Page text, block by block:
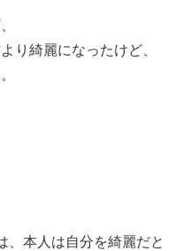
り綺麗になったけど、
、本人は自分を綺麗だと